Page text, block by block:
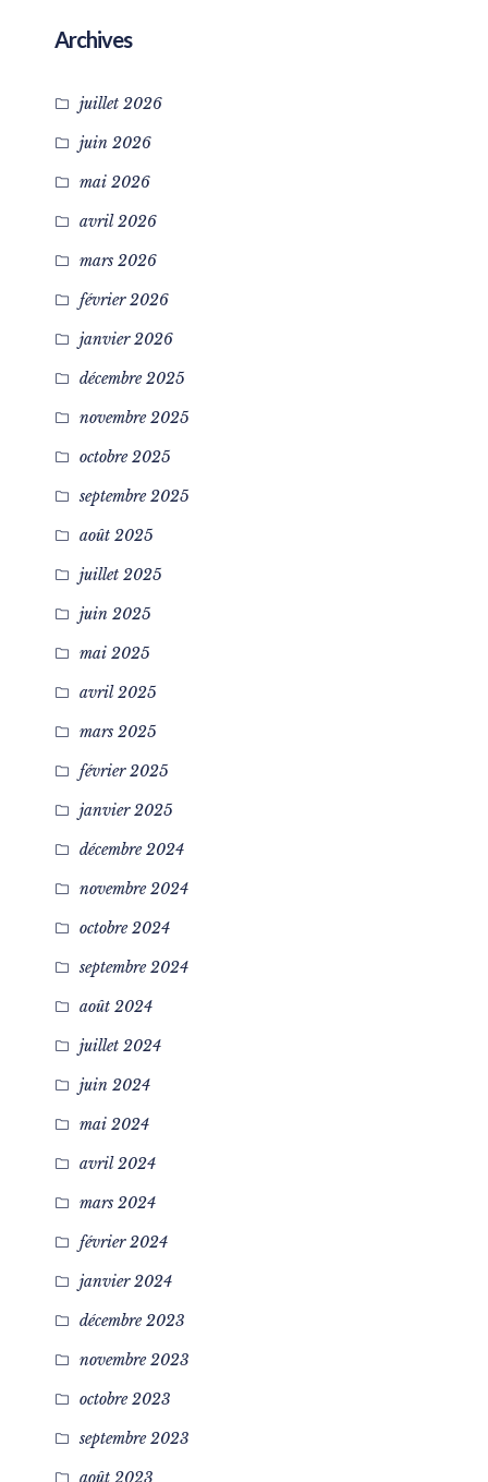
Archives
juillet 2026
juin 2026
mai 2026
avril 2026
mars 2026
février 2026
janvier 2026
décembre 2025
novembre 2025
octobre 2025
septembre 2025
août 2025
juillet 2025
juin 2025
mai 2025
avril 2025
mars 2025
février 2025
janvier 2025
décembre 2024
novembre 2024
octobre 2024
septembre 2024
août 2024
juillet 2024
juin 2024
mai 2024
avril 2024
mars 2024
février 2024
janvier 2024
décembre 2023
novembre 2023
octobre 2023
septembre 2023
août 2023